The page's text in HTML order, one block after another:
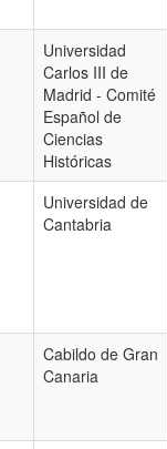
Universidad
Carlos III de
Madrid - Comité
Español de
Ciencias
Históricas
Universidad de
Cantabria
Cabildo de Gran
Canaria